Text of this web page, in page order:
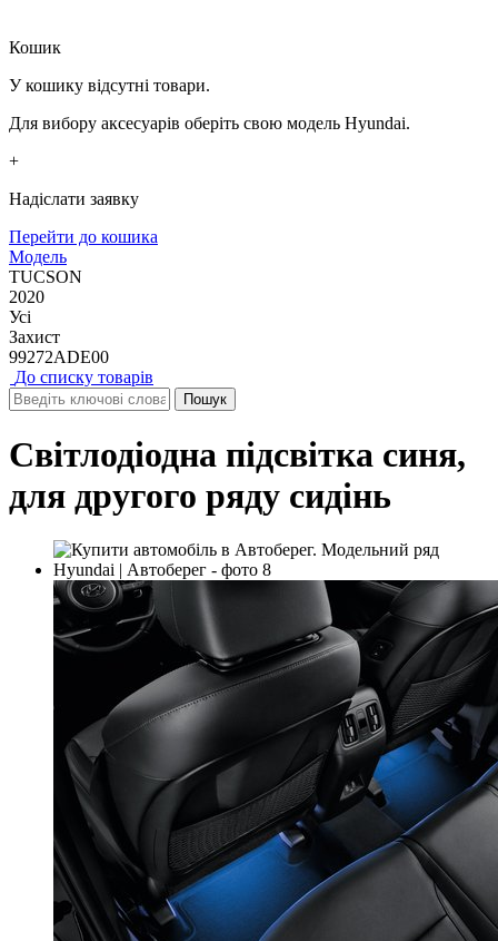
Кошик
У кошику відсутні товари.
Для вибору аксесуарів оберіть свою модель Hyundai.
+
Надіслати заявку
Перейти до кошика
Модель
TUCSON
2020
Усі
Захист
99272ADE00
До списку товарів
Світлодіодна підсвітка синя,
для другого ряду сидінь